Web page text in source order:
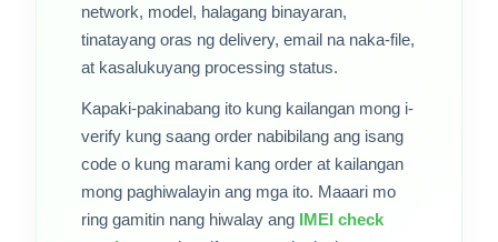
network, model, halagang binayaran,
tinatayang oras ng delivery, email na naka-file,
at kasalukuyang processing status.
Kapaki-pakinabang ito kung kailangan mong i-
verify kung saang order nabibilang ang isang
code o kung marami kang order at kailangan
mong paghiwalayin ang mga ito. Maaari mo
ring gamitin nang hiwalay ang IMEI check